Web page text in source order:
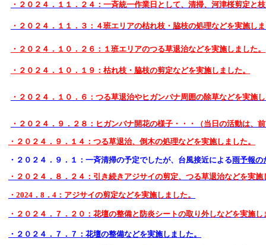
・２０２４．１１．２４：一斉統一作業日として、清掃、河津桜剪定と
・２０２４．１１．３：４班エリアの枯れ枝・脇枝の処理などを実施し
・２０２４．１０．２６：１班エリアのつる草退治などを実施しました。
・２０２４．１０．１９：枯れ枝・脇枝の剪定などを実施しました。
・２０２４．１０．６：つる草退治やヒガンバナ周囲の除草などを実施
・２０２４．９．２８：ヒガンバナ開花の様子・・・（当日の活動は、
・２０２４．９．１４：つる草退治、倒木の処理などを実施しました。
・２０２４．９．１：一斉清掃の予定でしたが、台風接近による雨予報の
・２０２４．８．２４：引き続きアジサイの剪定、つる草退治などを実施
・2024．8．4：アジサイの剪定などを実施しました。
・２０２４．７．２０：花壇の整備と防炎シートの取り外しなどを実施し
・２０２４．７．７：花壇の整備などを実施しました。